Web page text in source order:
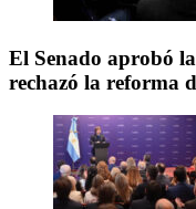
El Senado aprobó
rechazó la reforma